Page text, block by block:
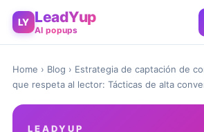
LY LeadYup
AI popups
Home › Blog › Estrategia de captación de
que respeta al lector: Tácticas de alta
LEADYUP